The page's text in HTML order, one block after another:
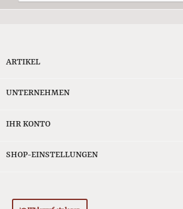
ARTIKEL
UNTERNEHMEN
IHR KONTO
SHOP-EINSTELLUNGEN